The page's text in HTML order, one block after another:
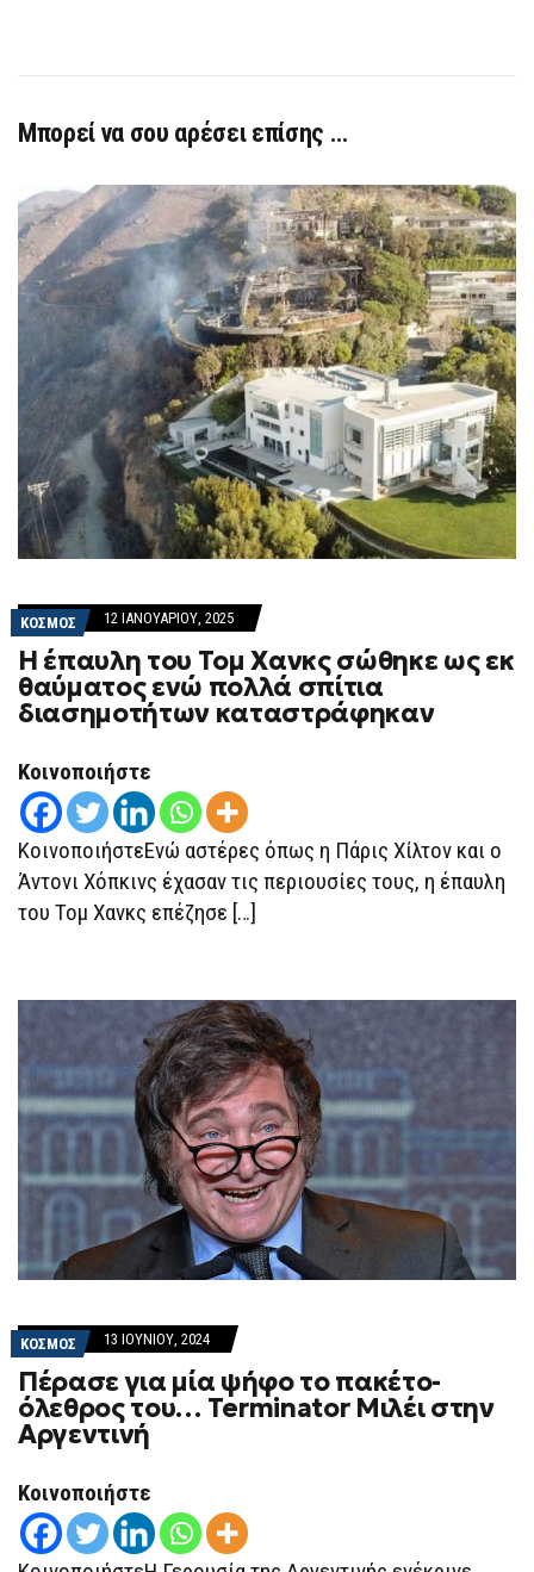
Μπορεί να σου αρέσει επίσης …
ΚΟΣΜΟΣ 12 ΙΑΝΟΥΑΡΊΟΥ, 2025
Η έπαυλη του Τομ Χανκς σώθηκε ως εκ
θαύματος ενώ πολλά σπίτια
διασημοτήτων καταστράφηκαν
Κοινοποιήστε
ΚοινοποιήστεΕνώ αστέρες όπως η Πάρις Χίλτον και ο
Άντονι Χόπκινς έχασαν τις περιουσίες τους, η έπαυλη
του Τομ Χανκς επέζησε […]
ΚΟΣΜΟΣ 13 ΙΟΥΝΊΟΥ, 2024
Πέρασε για μία ψήφο το πακέτο-
όλεθρος του… Terminator Μιλέι στην
Αργεντινή
Κοινοποιήστε